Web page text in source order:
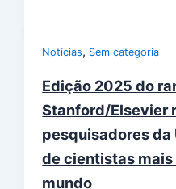
Notícias, Sem categoria
Edição 2025 do
Stanford/Elsevier
pesquisadores da
de cientistas
mundo